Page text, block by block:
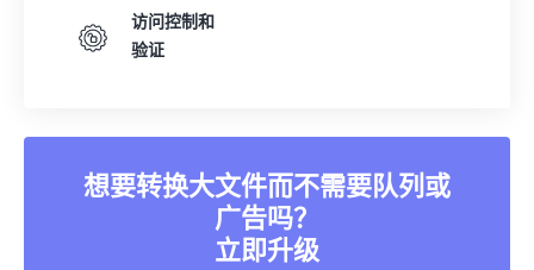
访问控制和
验证
想要转换大文件而不需要队列或
广告吗？
立即升级